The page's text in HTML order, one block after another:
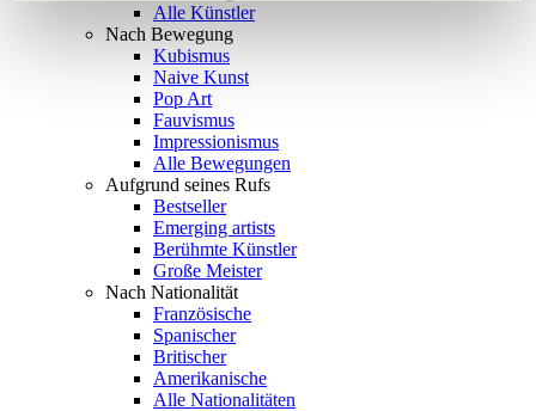
Alle Künstler
Nach Bewegung
Kubismus
Naive Kunst
Pop Art
Fauvismus
Impressionismus
Alle Bewegungen
Aufgrund seines Rufs
Bestseller
Emerging artists
Berühmte Künstler
Große Meister
Nach Nationalität
Französische
Spanischer
Britischer
Amerikanische
Alle Nationalitäten